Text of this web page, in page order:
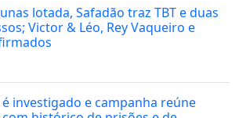
lotada, Safadão traz TBT e duas
Victor & Léo, Rey Vaqueiro e
investigado e campanha reúne